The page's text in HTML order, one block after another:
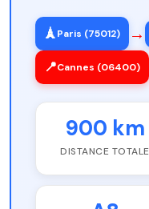
🗼Paris (75012) →
📍Cannes (06400)
900 km
DISTANCE TOTALE